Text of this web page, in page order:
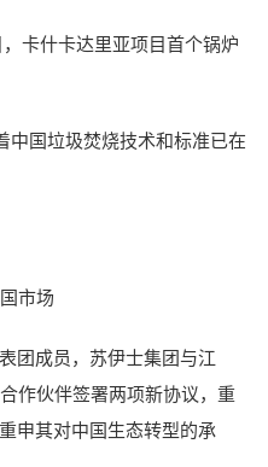
卡什卡达里亚项目首个锅炉
中国垃圾焚烧技术和标准已在
市场
团成员，苏伊士集团与江
作伙伴签署两项新协议，重
申其对中国生态转型的承